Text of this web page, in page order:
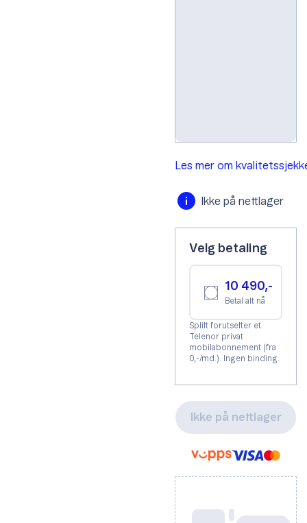
Les mer om
Ikke på nettlager
Velg betaling
10 490,-
Betal alt nå
Splitt forutsetter et
Telenor privat
mobilabonnement (fra
0,-/md.). Ingen binding.
Ikke på nettlager